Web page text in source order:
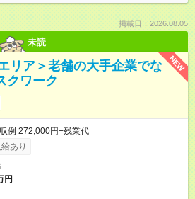
掲載日：2026.08.05
未読
NEW
リア＞老舗の大手企業でな
クワーク
例 272,000円+残業代
あり
円